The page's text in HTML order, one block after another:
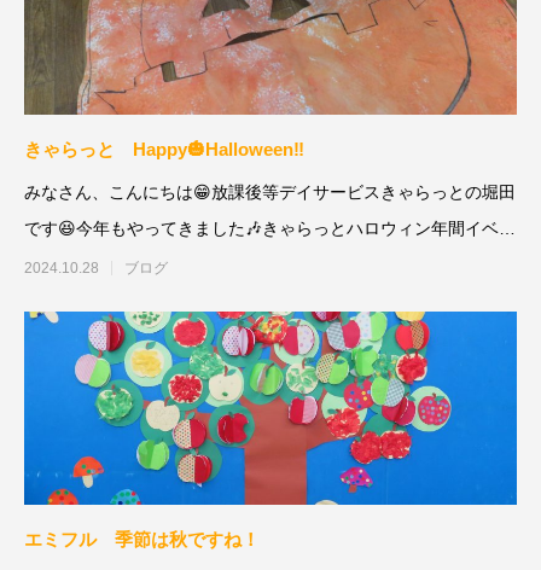
きゃらっと Happy🎃Halloween‼
みなさん、こんにちは😁放課後等デイサービスきゃらっとの堀田
です😆今年もやってきました🎶きゃらっとハロウィン年間イベン
トの中でも
2024.10.28 ブログ
エミフル 季節は秋ですね！